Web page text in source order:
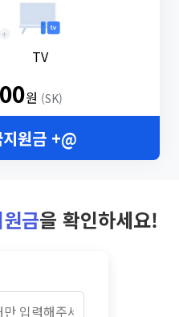
+
TV
원 (SK)
원금 +@
금을 확인하세요!